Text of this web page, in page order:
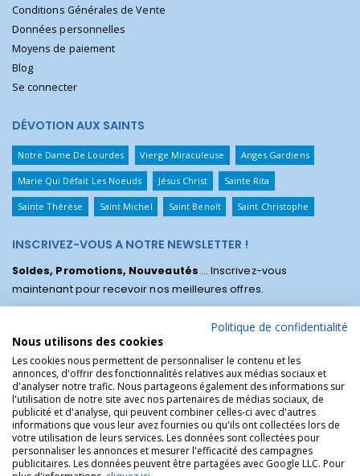
Conditions Générales de Vente
Données personnelles
Moyens de paiement
Blog
Se connecter
DÉVOTION AUX SAINTS
Notre Dame De Lourdes Vierge Miraculeuse Anges Gardiens
Marie Qui Défait Les Noeuds Jésus Christ Sainte Rita
Sainte Thérèse Saint Michel Saint Benoît Saint Christophe
INSCRIVEZ-VOUS A NOTRE NEWSLETTER !
Soldes, Promotions, Nouveautés ... Inscrivez-vous
maintenant pour recevoir nos meilleures offres.
La Boutique des Chrétiens © | La boutique religieuse chrétienne de
référence !.
Politique de confidentialité
Nous utilisons des cookies
Les cookies nous permettent de personnaliser le contenu et les
annonces, d'offrir des fonctionnalités relatives aux médias sociaux et
d'analyser notre trafic. Nous partageons également des informations sur
l'utilisation de notre site avec nos partenaires de médias sociaux, de
publicité et d'analyse, qui peuvent combiner celles-ci avec d'autres
informations que vous leur avez fournies ou qu'ils ont collectées lors de
votre utilisation de leurs services. Les données sont collectées pour
personnaliser les annonces et mesurer l'efficacité des campagnes
publicitaires. Les données peuvent être partagées avec Google LLC. Pour